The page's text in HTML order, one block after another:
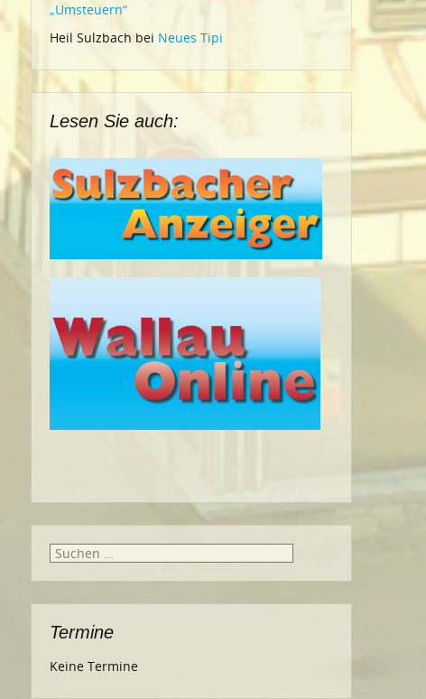
„Umsteuern“
Heil Sulzbach bei Neues Tipi
Lesen Sie auch:
Suche
Termine
Keine Termine